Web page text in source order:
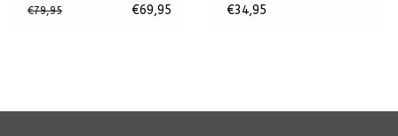
CHECKER
€79,95 €69,95
€34,95